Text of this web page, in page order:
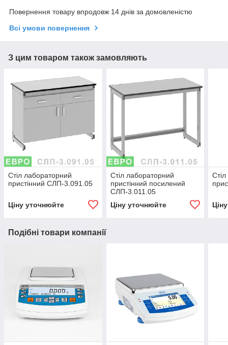
Повернення товару впродовж 14 днів за домовленістю
Всі умови повернення
З цим товаром також замовляють
Стіл лабораторний
пристінний СЛП-3.091.05
Ціну уточнюйте
Стіл лабораторний
пристінний посилений
СЛП-3.011.05
Ціну уточнюйте
Подібні товари компанії